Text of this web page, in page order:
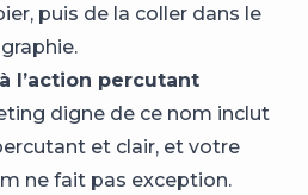
puis de la coller dans le
l’action percutant
digne de ce nom inclut
et clair, et votre
ne fait pas exception.